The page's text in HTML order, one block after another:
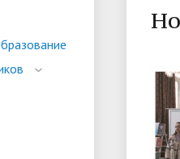
по
обучающихся